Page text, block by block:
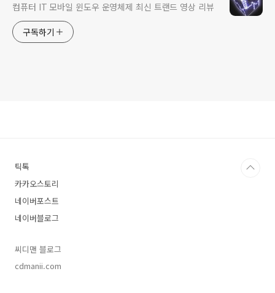
컴퓨터 IT 모바일 윈도우 운영체제 최신 트랜드 영상 리뷰
구독하기
틱톡
카카오스토리
네이버포스트
네이버블로그
씨디맨 블로그
cdmanii.com